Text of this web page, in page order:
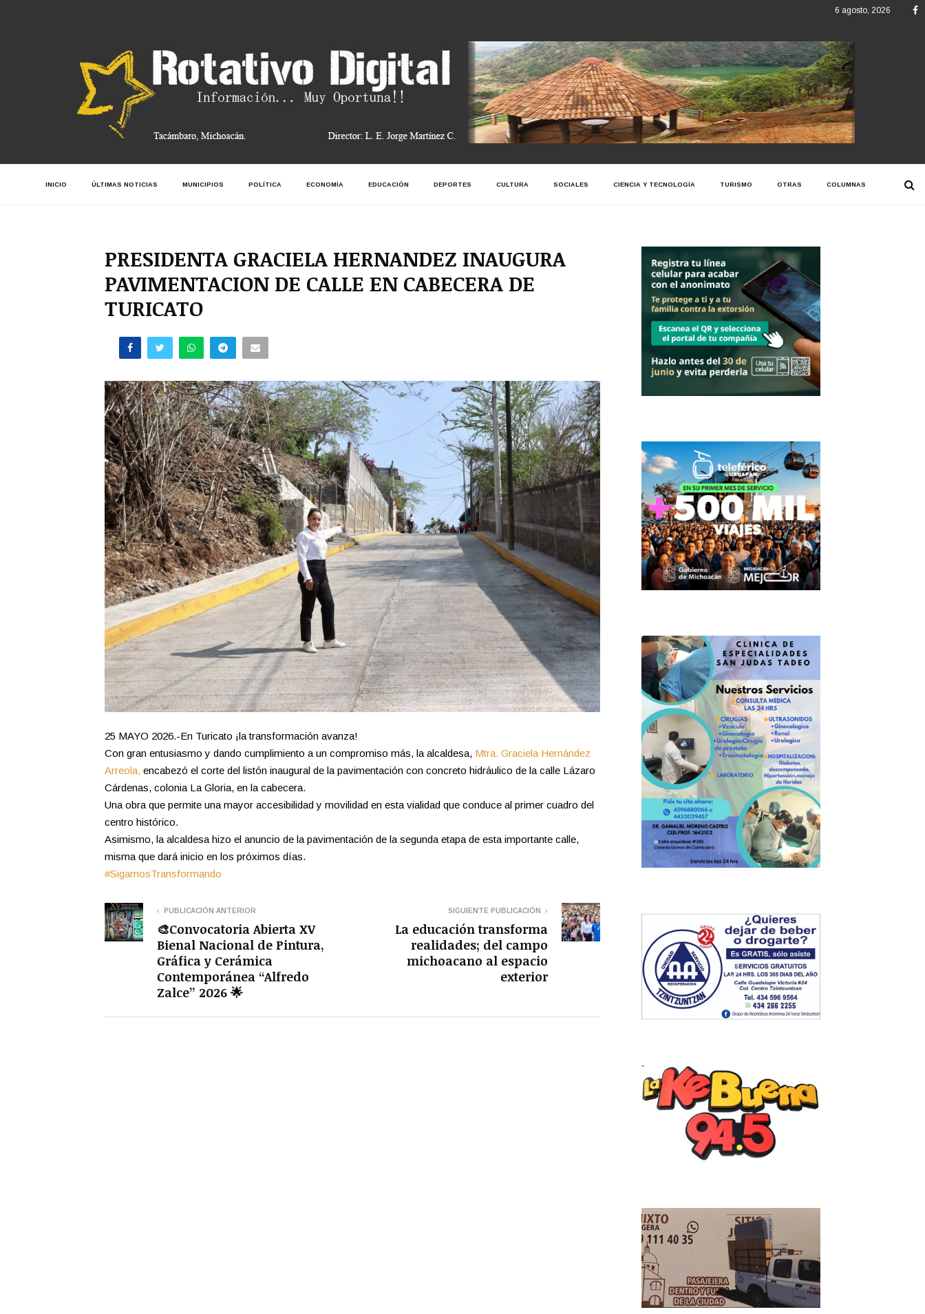
6 agosto, 2026
INICIO ÚLTIMAS NOTICIAS MUNICIPIOS POLÍTICA ECONOMÍA EDUCACIÓN DEPORTES CULTURA SOCIALES CIENCIA Y TECNOLOGÍA TURISMO OTRAS COLUMNAS
PRESIDENTA GRACIELA HERNANDEZ INAUGURA
PAVIMENTACION DE CALLE EN CABECERA DE
TURICATO
25 MAYO 2026.-En Turicato ¡la transformación avanza!
Con gran entusiasmo y dando cumplimiento a un compromiso más, la alcaldesa, Mtra. Graciela Hernández
Arreola, encabezó el corte del listón inaugural de la pavimentación con concreto hidráulico de la calle Lázaro
Cárdenas, colonia La Gloria, en la cabecera.
Una obra que permite una mayor accesibilidad y movilidad en esta vialidad que conduce al primer cuadro del
centro histórico.
Asimismo, la alcaldesa hizo el anuncio de la pavimentación de la segunda etapa de esta importante calle,
misma que dará inicio en los próximos días.
#SigamosTransformando
PUBLICACIÓN ANTERIOR
🎨Convocatoria Abierta XV
Bienal Nacional de Pintura,
Gráfica y Cerámica
Contemporánea “Alfredo
Zalce” 2026 🌟
SIGUIENTE PUBLICACIÓN
La educación transforma
realidades; del campo
michoacano al espacio
exterior